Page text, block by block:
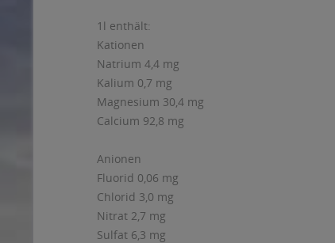
1l enthält:
Kationen
Natrium 4,4 mg
Kalium 0,7 mg
Magnesium 30,4 mg
Calcium 92,8 mg
Anionen
Fluorid 0,06 mg
Chlorid 3,0 mg
Nitrat 2,7 mg
Sulfat 6,3 mg